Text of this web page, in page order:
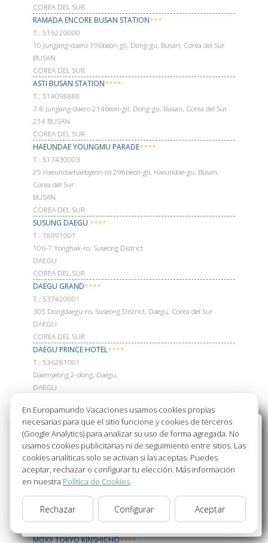
COREA DEL SUR
RAMADA ENCORE BUSAN STATION***
Т.: 519220000
10 Jungang-daero 196beon-gil, Dong-gu, Busan, Corea del Sur
BUSAN
COREA DEL SUR
ASTI BUSAN STATION****
Т.: 514098888
7-8 Jungang-daero 214beon-gil, Dong-gu, Busan, Corea del Sur
214 BUSAN
COREA DEL SUR
HAEUNDAE YOUNGMU PARADE****
Т.: 517430003
25 Haeundaehaebyeon-ro 298beon-gil, Haeundae-gu, Busan,
Corea del Sur
BUSAN
COREA DEL SUR
SUSUNG DAEGU ****
Т.: 18991001
106-7 Yonghak-ro, Suseong District
DAEGU
COREA DEL SUR
DAEGU GRAND****
Т.: 537420001
305 Dongdaegu-ro, Suseong District, Daegu, Corea del Sur
DAEGU
COREA DEL SUR
DAEGU PRINCE HOTEL****
Т.: 536281001
Daemyeong 2-dong, Daegu,
DAEGU
SHINAGAWA PRINCE HOTEL****
Т.: 334401111
10-30 Takanawa 4-chome, Minato-ku
108-8611 TOKIO
JAPON
TOKYO DOME HOTEL ****
1 Chome-3-61 Koraku, Bunky333;
112-0004 TOKIO
MOXY TOKYO KINSHICHO****
Bienvenido a Europamundo Vacaciones, está usted
en el sitio internacional de:
Wellcome to Europamundo Vacations, your in the
international site of:
España
cambiar/change
En Europamundo Vacaciones usamos cookies propias
necesarias para que el sitio funcione y cookies de terceros
(Google Analytics) para analizar su uso de forma agregada. No
usamos cookies publicitarias ni de seguimiento entre sitios. Las
cookies analíticas solo se activan si las aceptas. Puedes
aceptar, rechazar o configurar tu elección. Más información
en nuestra Política de Cookies.
Rechazar Configurar Aceptar